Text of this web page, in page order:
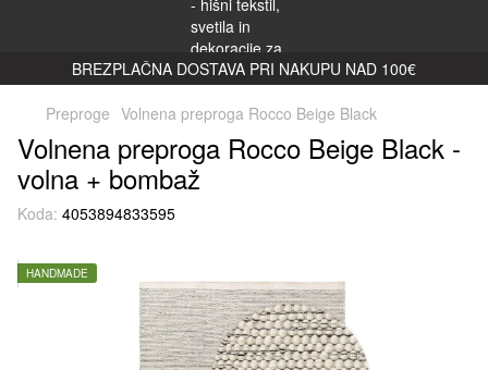
BREZPLAČNA DOSTAVA PRI NAKUPU NAD 100€
Preproge Volnena preproga Rocco Beige Black
Volnena preproga Rocco Beige Black -
volna + bombaž
Koda: 4053894833595
HANDMADE